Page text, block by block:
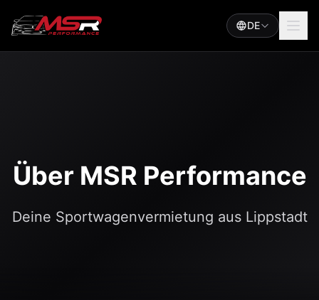
DE
Über MSR Performance
Deine Sportwagenvermietung aus Lippstadt